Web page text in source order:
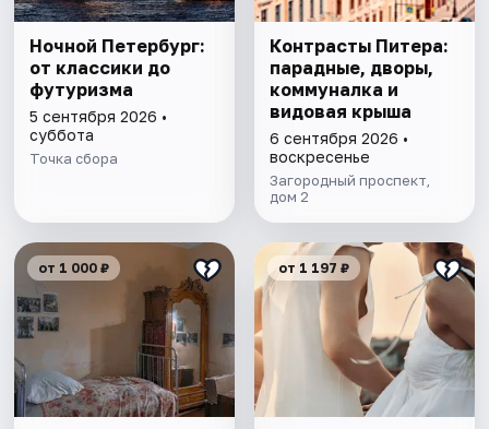
Ночной Петербург:
от классики до
футуризма
5 сентября 2026 •
суббота
Точка сбора
Контрасты Питера:
парадные, дворы,
коммуналка и
видовая крыша
6 сентября 2026 •
воскресенье
Загородный проспект,
дом 2
от 1 000 ₽ от 1 197 ₽